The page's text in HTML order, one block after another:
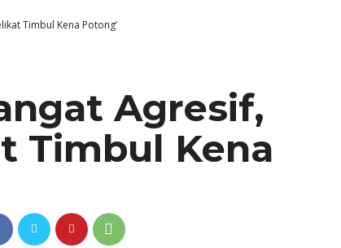
Timbul Kena Potong’
Agresif,
Timbul Kena